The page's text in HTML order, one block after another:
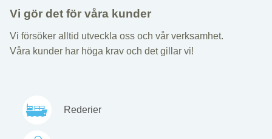
Vi gör det för våra kunder
Vi försöker alltid utveckla oss och vår verksamhet.
Våra kunder har höga krav och det gillar vi!
Rederier